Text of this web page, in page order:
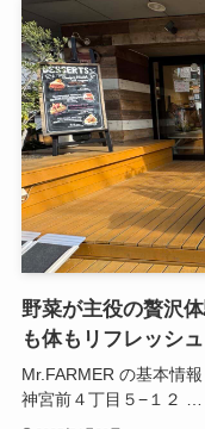
野菜が主役の贅沢
も体もリフレッシュ
Mr.FARMER の基本情
神宮前４丁目５−１２ …